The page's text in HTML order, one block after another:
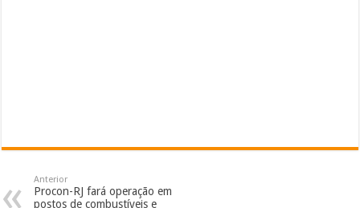
Anterior
Procon-RJ fará operação em
postos de combustíveis e